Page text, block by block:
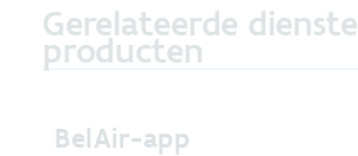
Gerelateerde
producten
BelAir-app